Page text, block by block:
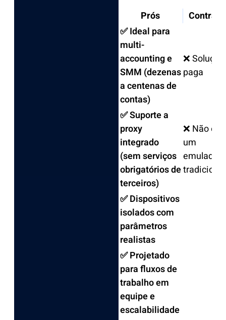
Prós
Contras
✅ Ideal para
multi-
accounting e
SMM (dezenas
a centenas de
contas)
❌ Solução
paga
✅ Suporte a
proxy
integrado
(sem serviços
obrigatórios de
terceiros)
❌ Não é
um
emulador
tradicional
✅ Dispositivos
isolados com
parâmetros
realistas
✅ Projetado
para fluxos de
trabalho em
equipe e
escalabilidade